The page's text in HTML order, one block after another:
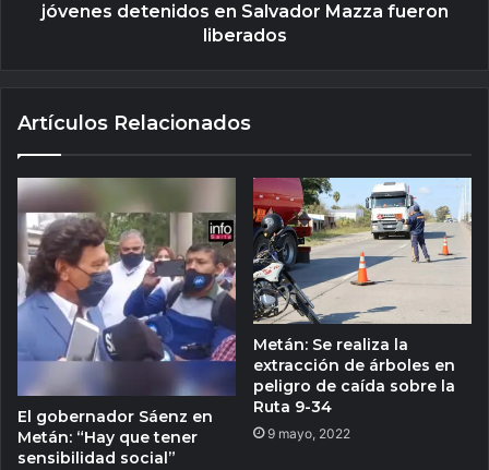
jóvenes detenidos en Salvador Mazza fueron
liberados
Artículos Relacionados
El gobernador Sáenz en
Metán: “Hay que tener
sensibilidad social”
Metán: Se realiza la
extracción de árboles en
peligro de caída sobre la
Ruta 9-34
9 mayo, 2022